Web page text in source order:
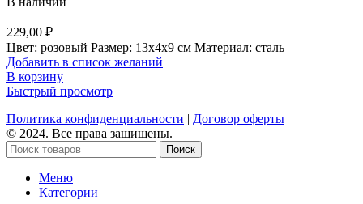
229,00 ₽
Цвет: розовый Размер: 13х4х9 см Материал: сталь
Добавить в список желаний
В корзину
Быстрый просмотр
Политика конфиденциальности | Договор оферты
© 2024. Все права защищены.
Поиск
Меню
Категории